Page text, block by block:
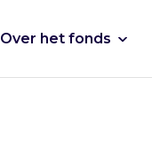
Over het fonds